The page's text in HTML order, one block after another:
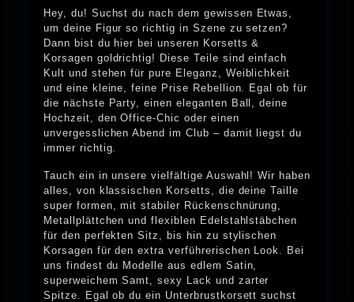
Hey, du! Suchst du nach dem gewissen Etwas,
um deine Figur so richtig in Szene zu setzen?
Dann bist du hier bei unseren Korsetts &
Korsagen goldrichtig! Diese Teile sind einfach
Kult und stehen für pure Eleganz, Weiblichkeit
und eine kleine, feine Prise Rebellion. Egal ob für
die nächste Party, einen eleganten Ball, deine
Hochzeit, den Office-Chic oder einen
unvergesslichen Abend im Club – damit liegst du
immer richtig.
Tauch ein in unsere vielfältige Auswahl! Wir haben
alles, von klassischen Korsetts, die deine Taille
super formen, mit stabiler Rückenschnürung,
Metallplättchen und flexiblen Edelstahlstäbchen
für den perfekten Sitz, bis hin zu stylischen
Korsagen für den extra verführerischen Look. Bei
uns findest du Modelle aus edlem Satin,
superweichem Samt, sexy Lack und zarter
Spitze. Egal ob du ein Unterbrustkorsett suchst